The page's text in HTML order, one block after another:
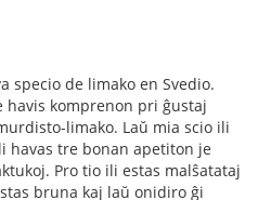
specio de limako en Svedio.
havis komprenon pri ĝustaj
limako. Laŭ mia scio ili
havas tre bonan apetiton je
Pro tio ili estas malŝatataj
bruna kaj laŭ onidiro ĝi